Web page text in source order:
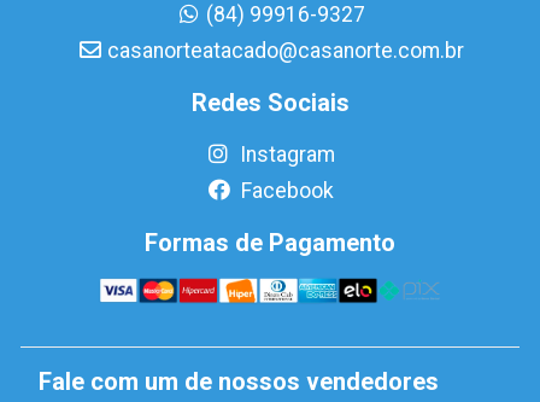
(84) 99916-9327
casanorteatacado@casanorte.com.br
Redes Sociais
Instagram
Facebook
Formas de Pagamento
Fale com um de nossos vendedores